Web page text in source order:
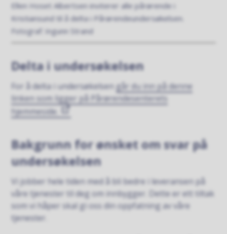
Ellen Hoset Albertsen inviterer alle pårørende i
Kristiansund til å delta i Pårørendeundersøkelsen.
Ingunn Strand
Delta i undersøkelsen
For å delta i undersøkelsengår du inn på denne
linken som ligger på Pårørendesenterets
hjemmeside.
Bakgrunn for ønsket om svar på
undersøkelsen
Vi jobber hele tiden med å bli bedre i leveransen på
våre tjenester til deg om innbygger. Dette er ett tiltak
som vi håper skal gi oss din oppfatning av våre
tjenester.